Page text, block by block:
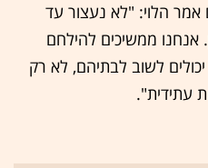
הלוי: "לא נעצור עד
אנחנו ממשיכים להילחם
לשוב לבתיהם, לא רק
עתידית".